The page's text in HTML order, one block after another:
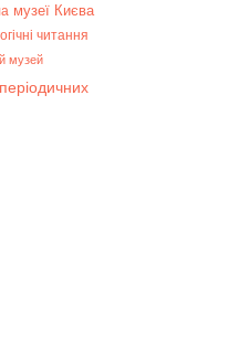
музеї Києва
читання
музей